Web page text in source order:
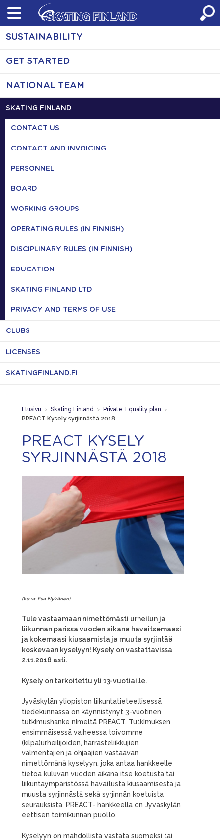
Skip
content
SUSTAINABILITY
GET STARTED
NATIONAL TEAM
SKATING FINLAND
CONTACT US
CONTACT AND INVOICING
PERSONNEL
BOARD
WORKING GROUPS
OPERATING RULES (IN FINNISH)
DISCIPLINARY RULES (IN FINNISH)
EDUCATION
SKATING FINLAND LTD
PRIVACY AND TERMS OF USE
CLUBS
LICENSES
SKATINGFINLAND.FI
Etusivu > Skating Finland > Private: Equality plan >
PREACT Kysely syrjinnästä 2018
PREACT KYSELY
SYRJINNÄSTÄ 2018
(kuva: Esa Nykänen)
Tule vastaamaan nimettömästi urheilun ja
liikunnan parissa vuoden aikana havaitsemaasi
ja kokemaasi kiusaamista ja muuta syrjintää
koskevaan kyselyyn! Kysely on vastattavissa
2.11.2018 asti.
Kysely on tarkoitettu yli 13-vuotiaille.
Jyväskylän yliopiston liikuntatieteellisessä
tiedekunnassa on käynnistynyt 3-vuotinen
tutkimushanke nimeltä PREACT. Tutkimuksen
ensimmäisessä vaiheessa toivomme
(kilpa)urheilijoiden, harrasteliikkujien,
valmentajien ja ohjaajien vastaavan
nimettömänä kyselyyn, joka antaa hankkeelle
tietoa kuluvan vuoden aikana itse koetusta tai
liikuntaympäristössä havaitusta kiusaamisesta ja
muusta syrjinnästä sekä syrjinnän koetuista
seurauksista. PREACT- hankkeella on Jyväskylän
eettisen toimikunnan puolto.
Kyselyyn on mahdollista vastata suomeksi tai